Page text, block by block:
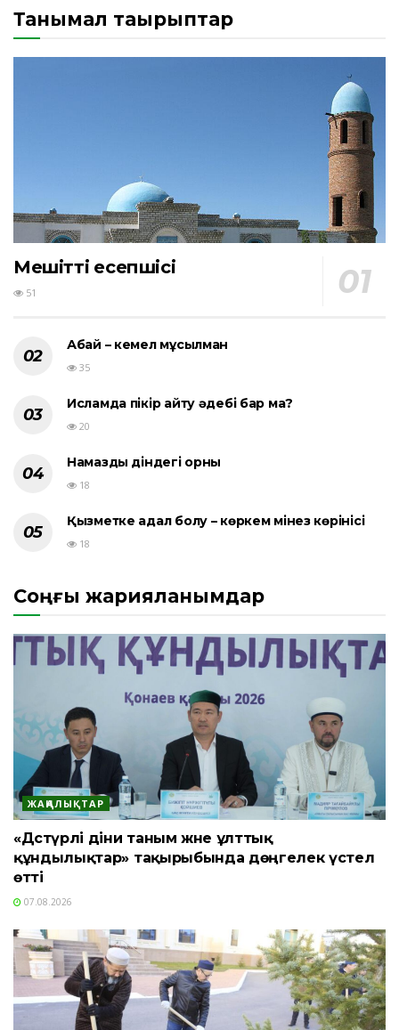
Танымал тақырыптар
Мешіттің есепшісі
51
Абай – кемел мұсылман
35
Исламда пікір айту әдебі бар ма?
20
Намаздың діндегі орны
18
Қызметке адал болу – көркем мінез көрінісі
18
Соңғы жарияланымдар
ЖАҢАЛЫҚТАР
«Дәстүрлі діни таным және ұлттық
құндылықтар» тақырыбында дөңгелек үстел
өтті
07.08.2026